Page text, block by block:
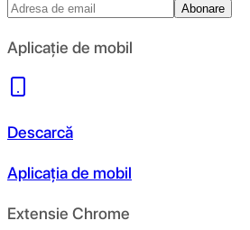
Abonare
Aplicație de mobil
Descarcă
Aplicația de mobil
Extensie Chrome